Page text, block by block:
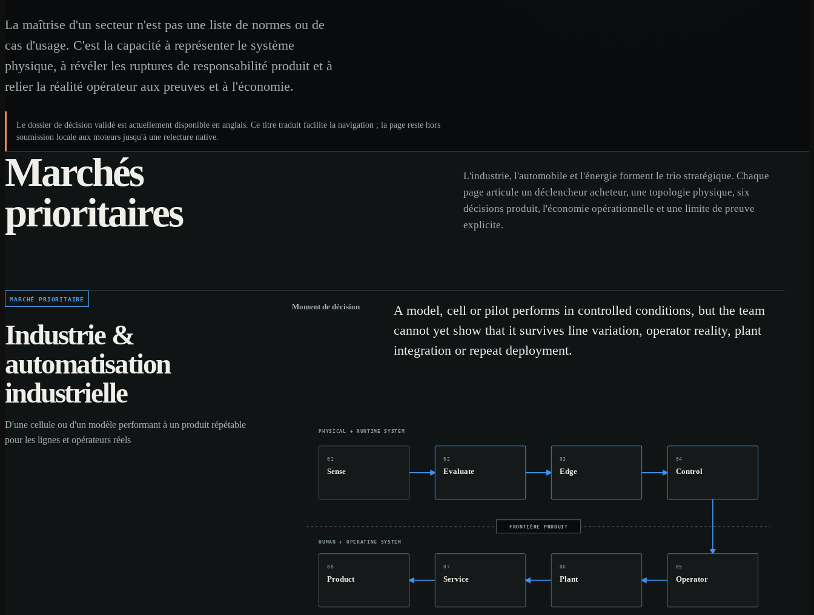
La maîtrise d'un secteur n'est pas une liste de normes ou de
cas d'usage. C'est la capacité à représenter le système
physique, à révéler les ruptures de responsabilité produit et à
relier la réalité opérateur aux preuves et à l'économie.
Le dossier de décision validé est actuellement disponible en anglais. Ce titre traduit facilite la navigation ; la page reste hors
soumission locale aux moteurs jusqu'à une relecture native.
Marchés
prioritaires
L'industrie, l'automobile et l'énergie forment le trio stratégique. Chaque
page articule un déclencheur acheteur, une topologie physique, six
décisions produit, l'économie opérationnelle et une limite de preuve
explicite.
MARCHÉ PRIORITAIRE
Industrie &
automatisation
industrielle
D'une cellule ou d'un modèle performant à un produit répétable
pour les lignes et opérateurs réels
Moment de décision
A model, cell or pilot performs in controlled conditions, but the team
cannot yet show that it survives line variation, operator reality, plant
integration or repeat deployment.
PHYSICAL + RUNTIME SYSTEM
FRONTIÈRE PRODUIT
HUMAN + OPERATING SYSTEM
01
Sense
02
Evaluate
03
Edge
04
Control
05
Operator
06
Plant
07
Service
08
Product